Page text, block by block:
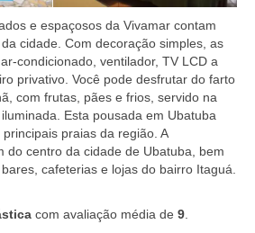
e espaçosos da Vivamar contam
cidade. Com decoração simples, as
condicionado, ventilador, TV LCD a
privativo. Você pode desfrutar do farto
com frutas, pães e frios, servido na
Esta pousada em Ubatuba
praias da região. A
do centro da cidade de Ubatuba, bem
cafeterias e lojas do bairro Itaguá.
com avaliação média de 9.